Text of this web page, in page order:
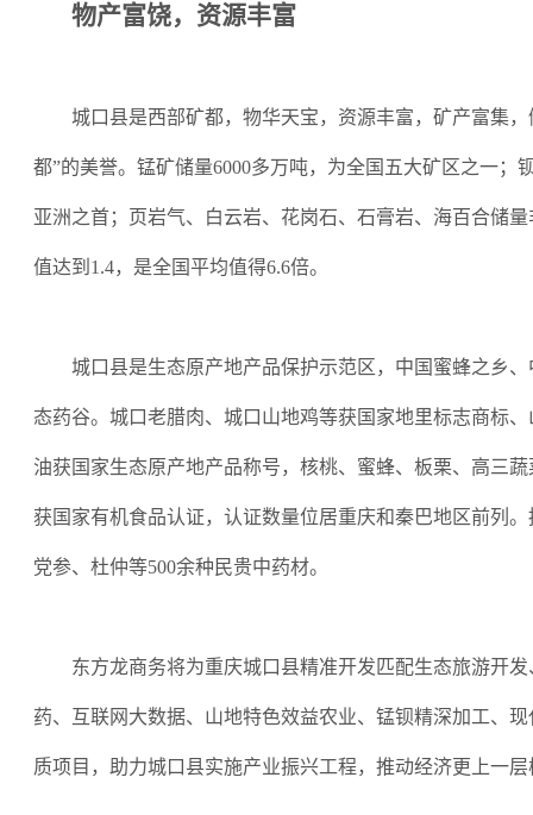
物产富饶，资源丰富
城口县是西部矿都，物华天宝，资源丰富，矿产富集，
都”的美誉。锰矿储量6000多万吨，为全国五大矿区之一；
亚洲之首；页岩气、白云岩、花岗石、石膏岩、海百合储
值达到1.4，是全国平均值得6.6倍。
城口县是生态原产地产品保护示范区，中国蜜蜂之乡、
态药谷。城口老腊肉、城口山地鸡等获国家地里标志商标
油获国家生态原产地产品称号，核桃、蜜蜂、板栗、高三
获国家有机食品认证，认证数量位居重庆和秦巴地区前列
党参、杜仲等500余种民贵中药材。
东方龙商务将为重庆城口县精准开发匹配生态旅游开发
药、互联网大数据、山地特色效益农业、锰钡精深加工、
质项目，助力城口县实施产业振兴工程，推动经济更上一层